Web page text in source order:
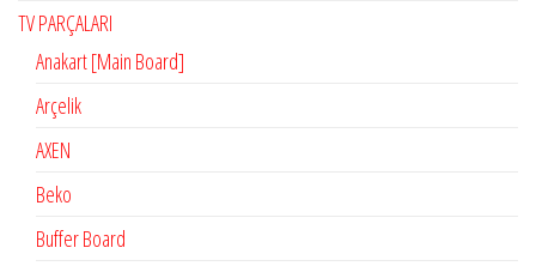
TV PARÇALARI
Anakart [Main Board]
Arçelik
AXEN
Beko
Buffer Board